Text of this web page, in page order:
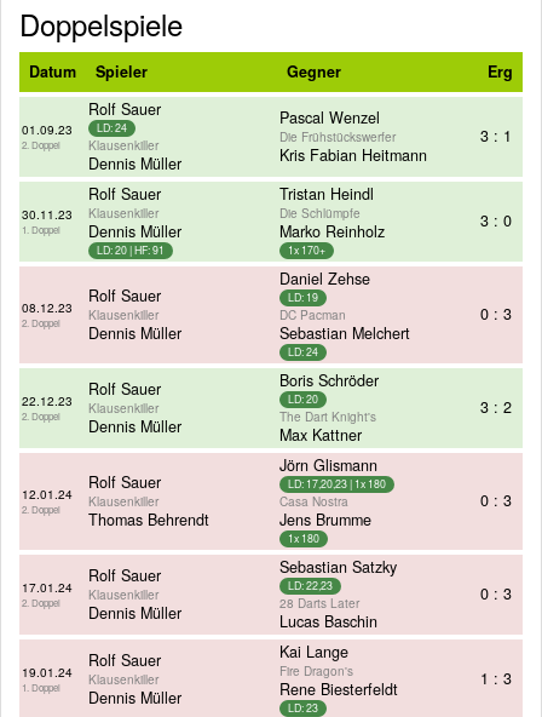
Doppelspiele
Datum Spieler Gegner Erg
01.09.23
2. Doppel
Rolf Sauer
LD: 24
Klausenkiller
Dennis Müller
Pascal Wenzel
Die Frühstückswerfer
Kris Fabian Heitmann
3 : 1
30.11.23
1. Doppel
Rolf Sauer
Klausenkiller
Dennis Müller
LD: 20 | HF: 91
Tristan Heindl
Die Schlümpfe
Marko Reinholz
1x 170+
3 : 0
08.12.23
2. Doppel
Rolf Sauer
Klausenkiller
Dennis Müller
Daniel Zehse
LD: 19
DC Pacman
Sebastian Melchert
LD: 24
0 : 3
22.12.23
2. Doppel
Rolf Sauer
Klausenkiller
Dennis Müller
Boris Schröder
LD: 20
The Dart Knight's
Max Kattner
3 : 2
12.01.24
2. Doppel
Rolf Sauer
Klausenkiller
Thomas Behrendt
Jörn Glismann
LD: 17,20,23 | 1x 180
Casa Nostra
Jens Brumme
1x 180
0 : 3
17.01.24
2. Doppel
Rolf Sauer
Klausenkiller
Dennis Müller
Sebastian Satzky
LD: 22,23
28 Darts Later
Lucas Baschin
0 : 3
19.01.24
1. Doppel
Rolf Sauer
Klausenkiller
Dennis Müller
Kai Lange
Fire Dragon's
Rene Biesterfeldt
LD: 23
1 : 3